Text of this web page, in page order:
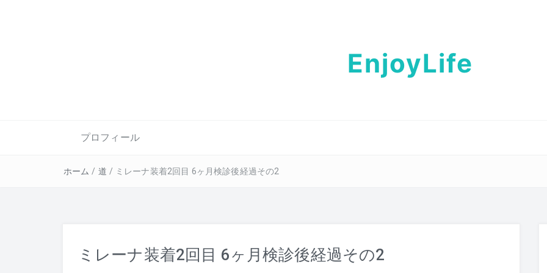
EnjoyLife
プロフィール
ホーム / 道 / ミレーナ装着2回目 6ヶ月検診後経過その2
ミレーナ装着2回目 6ヶ月検診後経過その2